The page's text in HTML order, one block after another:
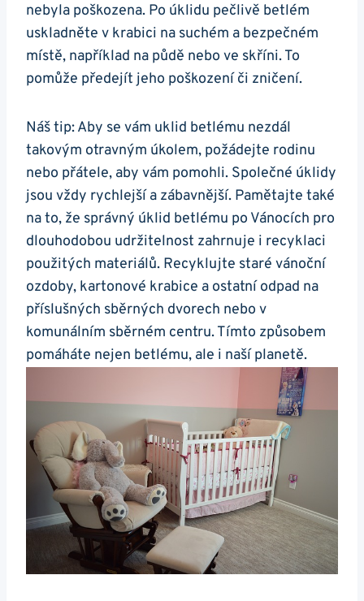
nebyla poškozena. Po úklidu pečlivě betlém
uskladněte v krabici na suchém a bezpečném
místě, například na půdě nebo ve skříni. To
pomůže předejít jeho poškození či zničení.
Náš tip: Aby se vám uklid betlému nezdál
takovým otravným úkolem, požádejte rodinu
nebo přátele, aby vám pomohli. Společné úklidy
jsou vždy rychlejší a zábavnější. Pamětajte také
na to, že správný úklid betlému po Vánocích pro
dlouhodobou udržitelnost zahrnuje i recyklaci
použitých materiálů. Recyklujte staré vánoční
ozdoby, kartonové krabice a ostatní odpad na
příslušných sběrných dvorech nebo v
komunálním sběrném centru. Tímto způsobem
pomáháte nejen betlému, ale i naší planetě.